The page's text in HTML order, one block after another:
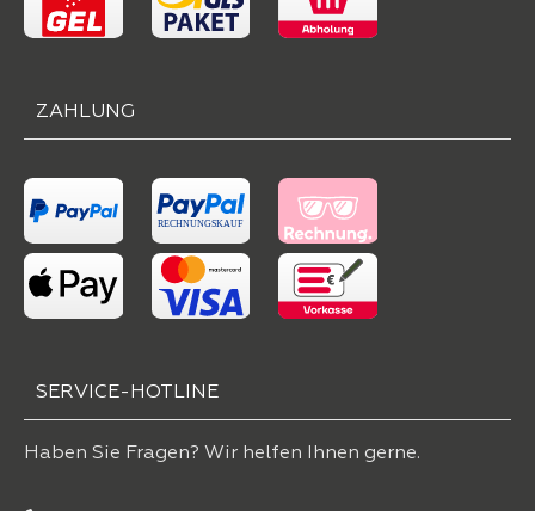
ZAHLUNG
SERVICE-HOTLINE
Haben Sie Fragen? Wir helfen Ihnen gerne.